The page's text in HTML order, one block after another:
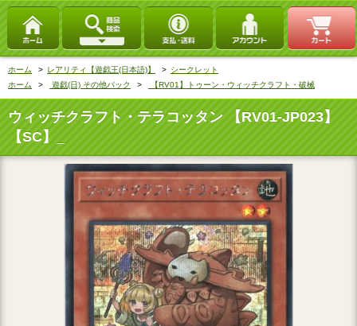
ホーム > レアリティ【遊戯王(日本語)】 > シークレット
ホーム
> 遊戯(日) その他パック > 【RV01】トゥーン・ウィッチクラフト・破械
ウィッチクラフト・テラコッタン 【RV01-JP023】
【SC】_